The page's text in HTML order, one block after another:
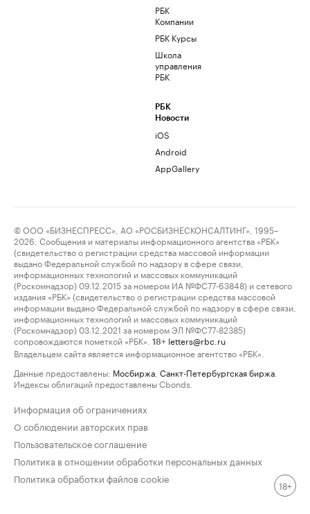
РБК
Компании
РБК Курсы
Школа
управления
РБК
РБК
Новости
iOS
Android
AppGallery
© ООО «БИЗНЕСПРЕСС», АО «РОСБИЗНЕСКОНСАЛТИНГ», 1995–
2026. Сообщения и материалы информационного агентства «РБК»
(свидетельство о регистрации средства массовой информации
выдано Федеральной службой по надзору в сфере связи,
информационных технологий и массовых коммуникаций
(Роскомнадзор) 09.12.2015 за номером ИА №ФС77-63848) и сетевого
издания «РБК» (свидетельство о регистрации средства массовой
информации выдано Федеральной службой по надзору в сфере связи,
информационных технологий и массовых коммуникаций
(Роскомнадзор) 03.12.2021 за номером ЭЛ №ФС77-82385)
сопровождаются пометкой «РБК».
18+ letters@rbc.ru
Владельцем сайта является информационное агентство «РБК».
Данные предоставлены: Мосбиржа Санкт-Петербургская биржа
Индексы облигаций предоставлены Cbonds.
Информация об ограничениях
О соблюдении авторских прав
Пользовательское соглашение
Политика в отношении обработки персональных данных
Политика обработки файлов cookie
18+